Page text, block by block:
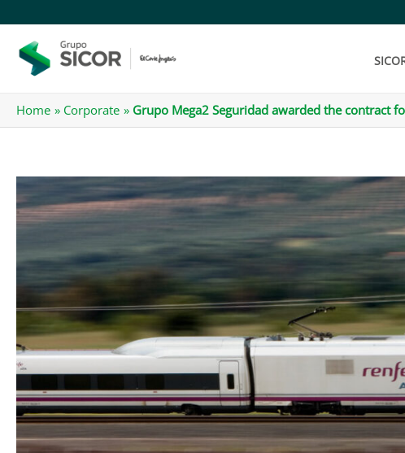
to
content
Home Corporate Grupo Mega2 Seguridad awarded the contract